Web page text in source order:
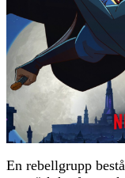
En rebellgrupp